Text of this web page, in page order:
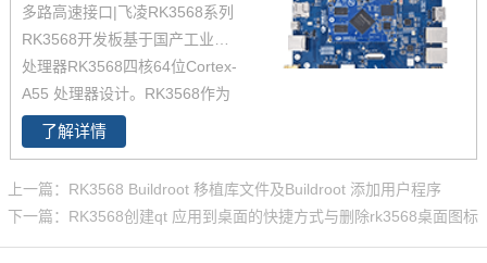
面向工业互联网、HMI、NVR存
储、车载中控、工业网关等领
域。目前RK3568系列已经批量
稳定出货
多路高速接口|飞凌RK3568系列
RK3568开发板基于国产工业级AI
处理器RK3568四核64位Cortex-
A55 处理器设计。RK3568作为
国产化高性能处理器，瑞芯微RK
3568芯片是一款定位中高端的通
一款定位中高端的通用型SoC，
NPU达到1Tops，飞凌RK3568系
了解详情
上一篇：RK3568 Buildroot 移植库文件及Buildroot 添加用户程序
下一篇：RK3568创建qt 应用到桌面的快捷方式与删除rk3568桌面图标